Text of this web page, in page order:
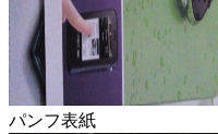
パンフ表紙